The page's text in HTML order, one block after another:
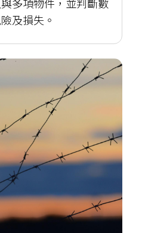
及損失。